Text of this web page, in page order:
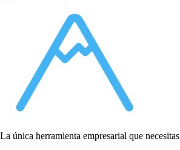
La única herramienta empresarial que necesitas